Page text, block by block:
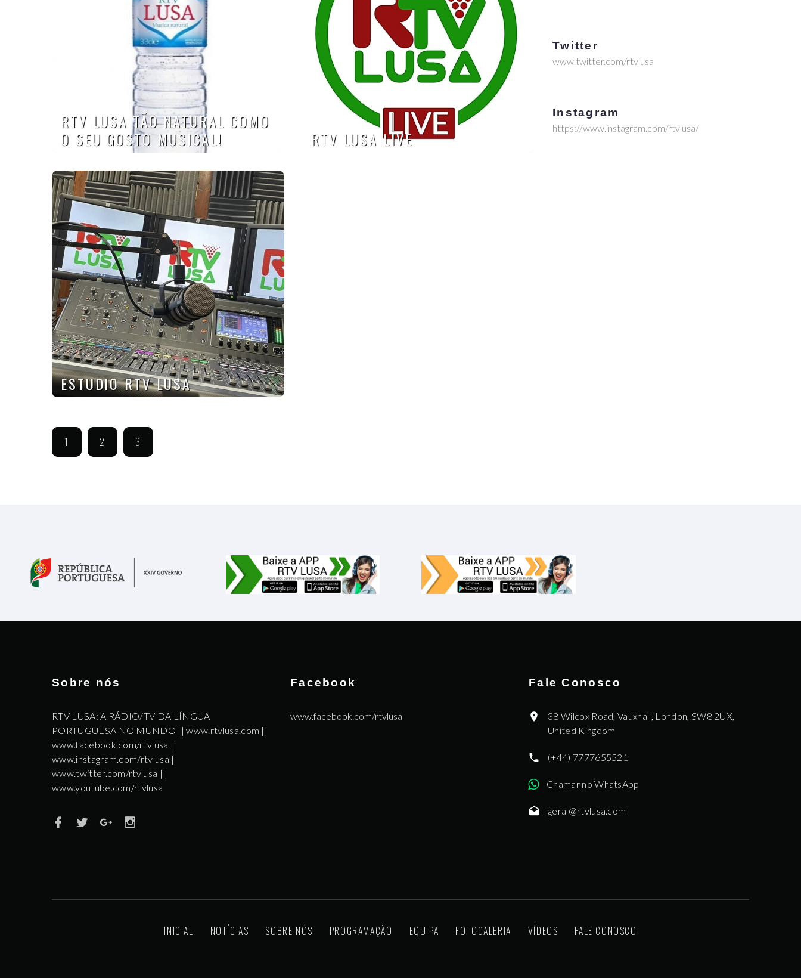
RTV LUSA TÃO NATURAL COMO
O SEU GOSTO MUSICAL!
RTV LUSA LIVE
ESTUDIO RTV LUSA
1 2 3
Twitter
www.twitter.com/rtvlusa
Instagram
https://www.instagram.com/rtvlusa/
Sobre nós
RTV LUSA: A RÁDIO/TV DA LÍNGUA
PORTUGUESA NO MUNDO || www.rtvlusa.com ||
www.facebook.com/rtvlusa ||
www.instagram.com/rtvlusa ||
www.twitter.com/rtvlusa ||
www.youtube.com/rtvlusa
Facebook
www.facebook.com/rtvlusa
Fale Conosco
38 Wilcox Road, Vauxhall, London, SW8 2UX,
United Kingdom
(+44) 7777655521
Chamar no WhatsApp
geral@rtvlusa.com
INICIAL NOTÍCIAS SOBRE NÓS PROGRAMAÇÃO EQUIPA FOTOGALERIA VÍDEOS FALE CONOSCO